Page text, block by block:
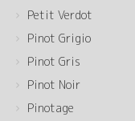
Petit Verdot
Pinot Grigio
Pinot Gris
Pinot Noir
Pinotage